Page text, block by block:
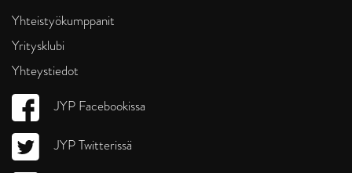
Yhteistyökumppanit
Yritysklubi
Yhteystiedot
JYP Facebookissa
JYP Twitterissä